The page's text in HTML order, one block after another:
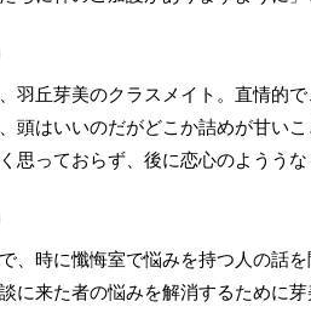
羽丘芽美のクラスメイト。直情的
頭はいいのだがどこか詰めが甘い
思っておらず、後に恋心のよううな
、時に懺悔室で悩みを持つ人の話
に来た者の悩みを解消するために